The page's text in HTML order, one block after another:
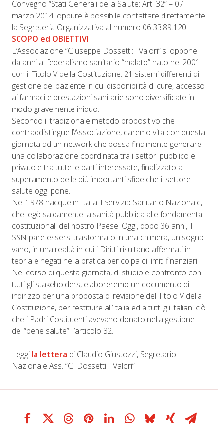
Convegno “Stati Generali della Salute: Art. 32” – 07
marzo 2014, oppure è possibile contattare direttamente
la Segreteria Organizzativa al numero 06.33.89.120.
SCOPO ed OBIETTIVI
L’Associazione “Giuseppe Dossetti: i Valori” si oppone
da anni al federalismo sanitario “malato” nato nel 2001
con il Titolo V della Costituzione: 21 sistemi differenti di
gestione del paziente in cui disponibilità di cure, accesso
ai farmaci e prestazioni sanitarie sono diversificate in
modo gravemente iniquo.
Secondo il tradizionale metodo propositivo che
contraddistingue l’Associazione, daremo vita con questa
giornata ad un network che possa finalmente generare
una collaborazione coordinata tra i settori pubblico e
privato e tra tutte le parti interessate, finalizzato al
superamento delle più importanti sfide che il settore
salute oggi pone.
Nel 1978 nacque in Italia il Servizio Sanitario Nazionale,
che legò saldamente la sanità pubblica alle fondamenta
costituzionali del nostro Paese. Oggi, dopo 36 anni, il
SSN pare essersi trasformato in una chimera, un sogno
vano, in una realtà in cui i Diritti risultano affermati in
teoria e negati nella pratica per colpa di limiti finanziari.
Nel corso di questa giornata, di studio e confronto con
tutti gli stakeholders, elaboreremo un documento di
indirizzo per una proposta di revisione del Titolo V della
Costituzione, per restituire all’Italia ed a tutti gli italiani ciò
che i Padri Costituenti avevano donato nella gestione
del “bene salute”: l’articolo 32.
Leggi la lettera di Claudio Giustozzi, Segretario
Nazionale Ass. “G. Dossetti: i Valori”